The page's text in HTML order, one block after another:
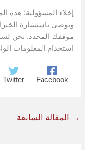
إخلاء المسؤولية: هذه
ويوصى باستشارة
موقفك المحدد. نحن
استخدام المعلومات
Facebook
Twitter
→ المقالة السابقة